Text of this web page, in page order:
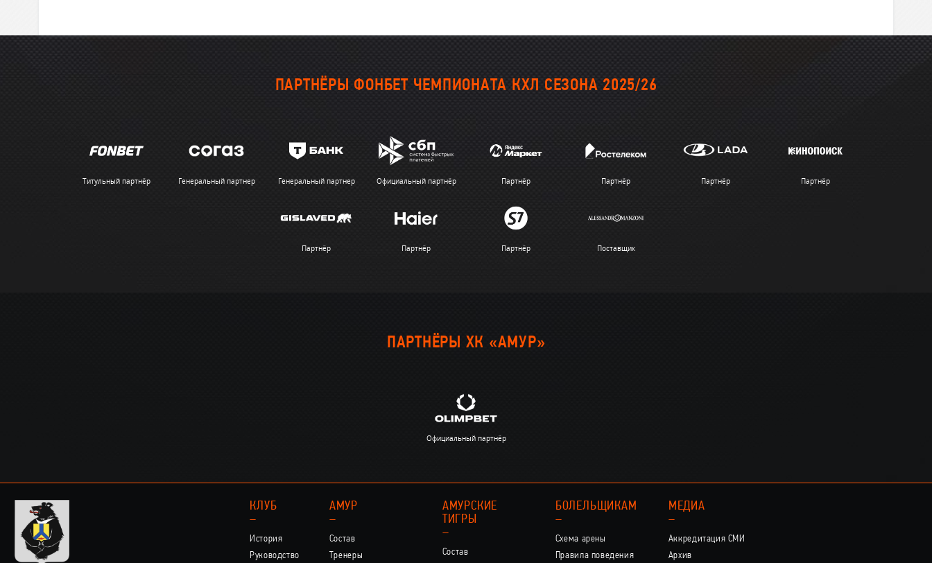
ПАРТНЁРЫ ФОНБЕТ ЧЕМПИОНАТА КХЛ СЕЗОНА 2025/26
Титульный партнёр Генеральный партнер Генеральный партнер Официальный партнёр Партнёр Партнёр Партнёр Партнёр
Партнёр Партнёр Партнёр Поставщик
ПАРТНЁРЫ ХК «АМУР»
Официальный партнёр
КЛУБ
–
История
Руководство
АМУР
–
Состав
Тренеры
АМУРСКИЕ
ТИГРЫ
–
Состав
БОЛЕЛЬЩИКАМ
–
Схема арены
Правила поведения
МЕДИА
–
Аккредитация СМИ
Архив